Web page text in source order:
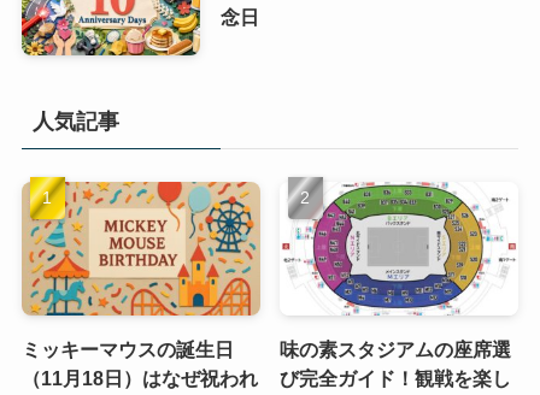
念日
人気記事
ミッキーマウスの誕生日
（11月18日）はなぜ祝われ
味の素スタジアムの座席選
び完全ガイド！観戦を楽し